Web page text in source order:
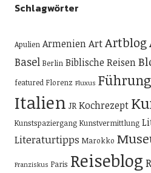
Schlagwörter
Apulien ArmenienArtArtblog
Basel Berlin Biblische Reisen
featured Florenz Fluxus Führung
Italien JR Kochrezept
Kunstspaziergang Kunstvermittlung
Literaturtipps Marokko
Franziskus Paris Reiseblog